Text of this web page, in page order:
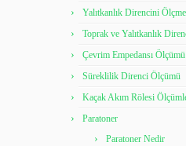
Yalıtkanlık Direncini Ölçme
Toprak ve Yalıtkanlık
Çevrim Empedansı Ölçümü
Süreklilik Direnci Ölçümü
Kaçak Akım Rölesi
Paratoner
Paratoner Nedir